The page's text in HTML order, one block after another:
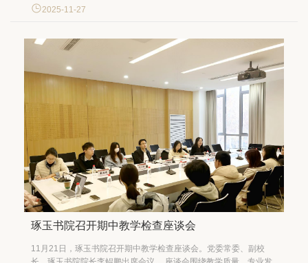
行动纲领。为深入学习领会全会精神，更好把握全会提出的战略任
2025-11-27
琢玉书院召开期中教学检查座谈会
11月21日，琢玉书院召开期中教学检查座谈会。党委常委、副校